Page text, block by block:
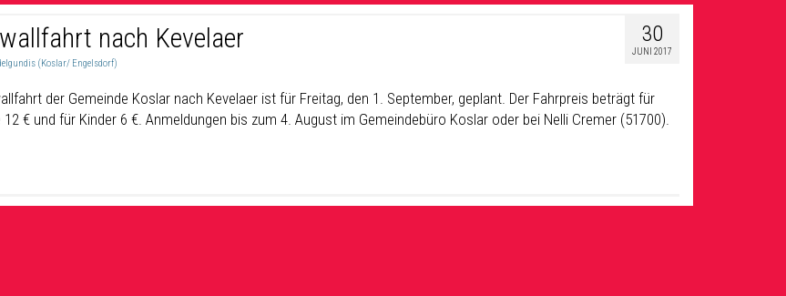
30
JUNI 2017
nach Kevelaer
(Koslar/ Engelsdorf)
der Gemeinde Koslar nach Kevelaer ist für Freitag, den 1. September, geplant. Der Fahrpreis beträgt für
12 € und für Kinder 6 €. Anmeldungen bis zum 4. August im Gemeindebüro Koslar oder bei Nelli Cremer (51700).